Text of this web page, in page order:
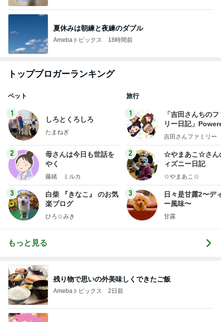
夏休みは朝練と夜練のダブル
Amebaトピックス 18時間前
トップブロガーランキング
ペット
1
しろとくろしろ
たまねぎ
2
母さんは今日も世話を
やく
藤緒 ミルカ
3
白柴 『きなこ』 のお気
楽ブログ
ひろ☆みき
旅行
1
「吉田さんちの
リー日記」
y Ameba 吉田さ
ログ
吉田さんファミリー
2
☆やまあこ☆さん
ィズニー日記
☆やまあこ☆
3
日々是甘露2〜デ
ー風味〜
甘露
もっと見る
残り物で思いの外美味しくできたご飯
Amebaトピックス 2日前